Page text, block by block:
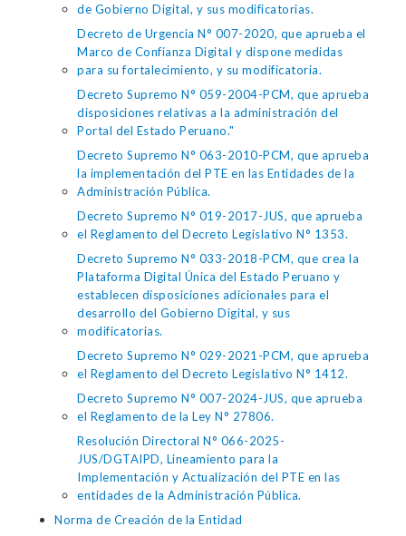
de Gobierno Digital, y sus modificatorias.
Decreto de Urgencia N° 007-2020, que aprueba el
Marco de Confianza Digital y dispone medidas
para su fortalecimiento, y su modificatoria.
Decreto Supremo N° 059-2004-PCM, que aprueba
disposiciones relativas a la administración del
Portal del Estado Peruano."
Decreto Supremo N° 063-2010-PCM, que aprueba
la implementación del PTE en las Entidades de la
Administración Pública.
Decreto Supremo N° 019-2017-JUS, que aprueba
el Reglamento del Decreto Legislativo N° 1353.
Decreto Supremo N° 033-2018-PCM, que crea la
Plataforma Digital Única del Estado Peruano y
establecen disposiciones adicionales para el
desarrollo del Gobierno Digital, y sus
modificatorias.
Decreto Supremo N° 029-2021-PCM, que aprueba
el Reglamento del Decreto Legislativo N° 1412.
Decreto Supremo N° 007-2024-JUS, que aprueba
el Reglamento de la Ley N° 27806.
Resolución Directoral N° 066-2025-
JUS/DGTAIPD, Lineamiento para la
Implementación y Actualización del PTE en las
entidades de la Administración Pública.
Norma de Creación de la Entidad